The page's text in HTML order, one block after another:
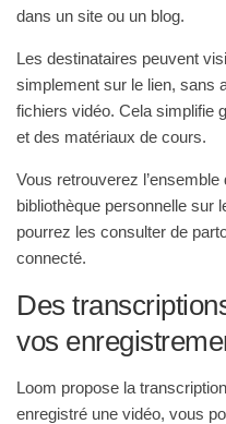
dans un site ou un blog.
Les destinataires peuvent
simplement sur le lien, sans
fichiers vidéo. Cela simplifie
et des matériaux de cours.
Vous retrouverez
bibliothèque personnelle sur
pourrez les consulter de
connecté.
Des
vos
Loom propose la
enregistré une vidéo, vous